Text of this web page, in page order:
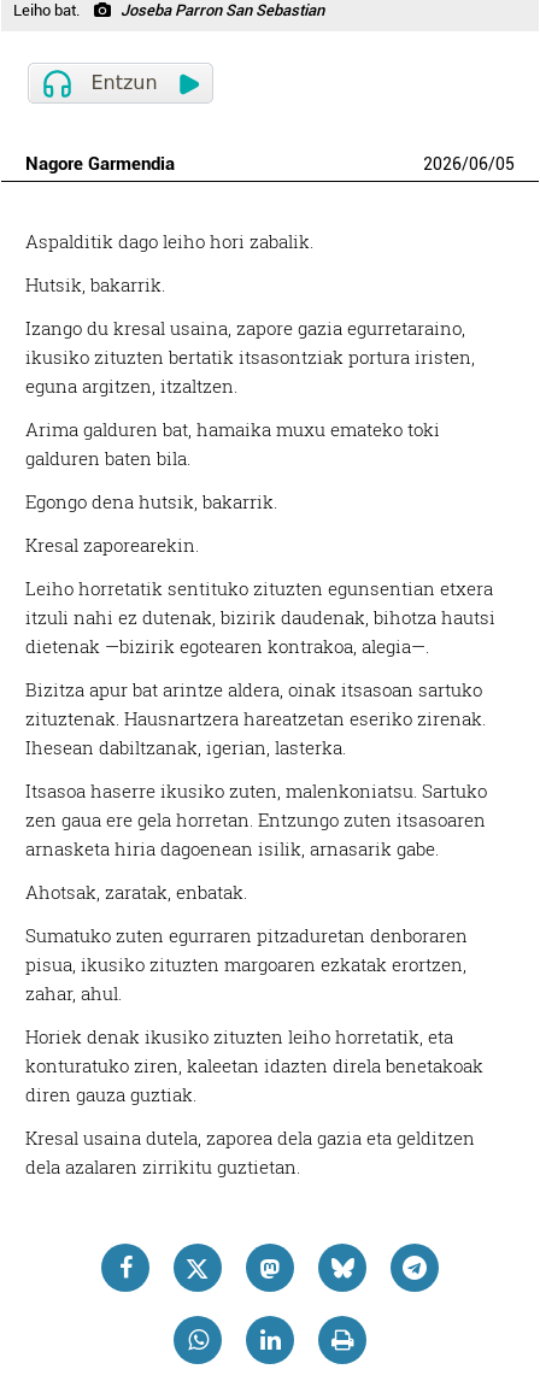
Leiho bat. Joseba Parron San Sebastian
Nagore Garmendia 2026/06/05
Aspalditik dago leiho hori zabalik.
Hutsik, bakarrik.
Izango du kresal usaina, zapore gazia egurretaraino,
ikusiko zituzten bertatik itsasontziak portura iristen,
eguna argitzen, itzaltzen.
Arima galduren bat, hamaika muxu emateko toki
galduren baten bila.
Egongo dena hutsik, bakarrik.
Kresal zaporearekin.
Leiho horretatik sentituko zituzten egunsentian etxera
itzuli nahi ez dutenak, bizirik daudenak, bihotza hautsi
dietenak —bizirik egotearen kontrakoa, alegia—.
Bizitza apur bat arintze aldera, oinak itsasoan sartuko
zituztenak. Hausnartzera hareatzetan eseriko zirenak.
Ihesean dabiltzanak, igerian, lasterka.
Itsasoa haserre ikusiko zuten, malenkoniatsu. Sartuko
zen gaua ere gela horretan. Entzungo zuten itsasoaren
arnasketa hiria dagoenean isilik, arnasarik gabe.
Ahotsak, zaratak, enbatak.
Sumatuko zuten egurraren pitzaduretan denboraren
pisua, ikusiko zituzten margoaren ezkatak erortzen,
zahar, ahul.
Horiek denak ikusiko zituzten leiho horretatik, eta
konturatuko ziren, kaleetan idazten direla benetakoak
diren gauza guztiak.
Kresal usaina dutela, zaporea dela gazia eta gelditzen
dela azalaren zirrikitu guztietan.